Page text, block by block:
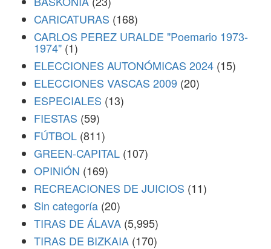
CARICATURAS (168)
CARLOS PEREZ URALDE "Poemario 1973-
1974" (1)
ELECCIONES AUTONÓMICAS 2024 (15)
ELECCIONES VASCAS 2009 (20)
ESPECIALES (13)
FIESTAS (59)
FÚTBOL (811)
GREEN-CAPITAL (107)
OPINIÓN (169)
RECREACIONES DE JUICIOS (11)
Sin categoría (20)
TIRAS DE ÁLAVA (5,995)
TIRAS DE BIZKAIA (170)